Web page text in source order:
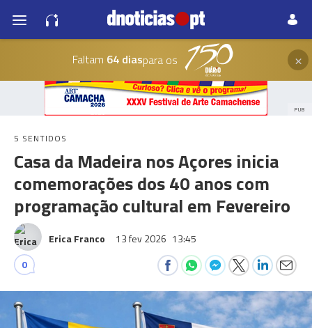
Faltam 64 diaspara os ×
PUB
5 SENTIDOS
Casa da Madeira nos Açores inicia
comemorações dos 40 anos com
programação cultural em Fevereiro
Erica Franco 13 fev 2026 13:45
0